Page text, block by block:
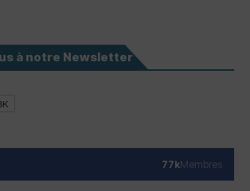
à notre Newsletter
77kMembres